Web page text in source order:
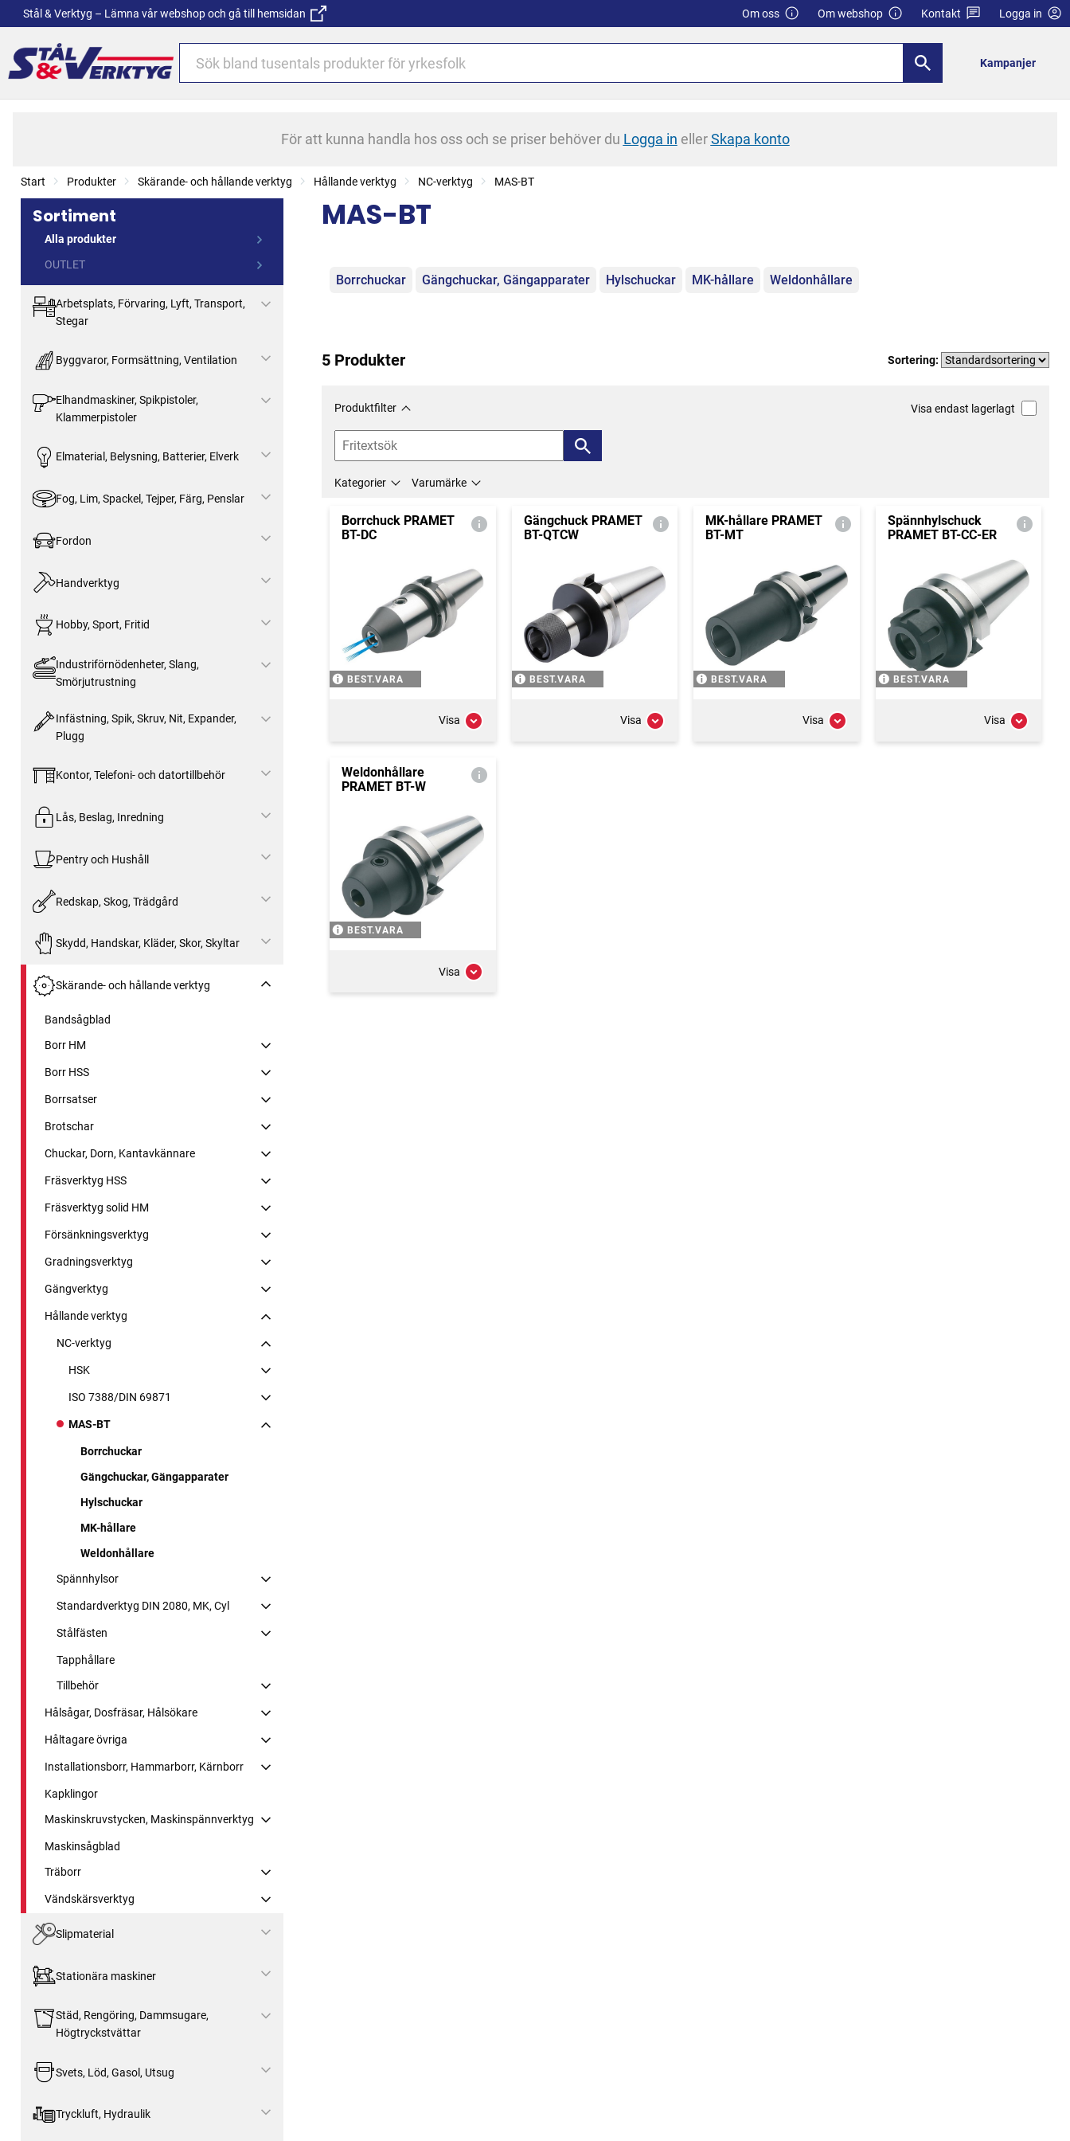
Stål & Verktyg – Lämna vår webshop och gå till hemsidan Om oss Om webshop Kontakt Logga in
Kampanjer
För att kunna handla hos oss och se priser behöver du Logga in ellerSkapa konto
Start Produkter Skärande- och hållande verktyg Hållande verktyg NC-verktyg MAS-BT
Sortiment
Alla produkter
OUTLET
Arbetsplats, Förvaring, Lyft, Transport,
Stegar
Byggvaror, Formsättning, Ventilation
Elhandmaskiner, Spikpistoler,
Klammerpistoler
Elmaterial, Belysning, Batterier, Elverk
Fog, Lim, Spackel, Tejper, Färg, Penslar
Fordon
Handverktyg
Hobby, Sport, Fritid
Industriförnödenheter, Slang,
Smörjutrustning
Infästning, Spik, Skruv, Nit, Expander,
Plugg
Kontor, Telefoni- och datortillbehör
Lås, Beslag, Inredning
Pentry och Hushåll
Redskap, Skog, Trädgård
Skydd, Handskar, Kläder, Skor, Skyltar
Skärande- och hållande verktyg
Bandsågblad
Borr HM
Borr HSS
Borrsatser
Brotschar
Chuckar, Dorn, Kantavkännare
Fräsverktyg HSS
Fräsverktyg solid HM
Försänkningsverktyg
Gradningsverktyg
Gängverktyg
Hållande verktyg
NC-verktyg
HSK
ISO 7388/DIN 69871
MAS-BT
Borrchuckar
Gängchuckar, Gängapparater
Hylschuckar
MK-hållare
Weldonhållare
Spännhylsor
Standardverktyg DIN 2080, MK, Cyl
Stålfästen
Tapphållare
Tillbehör
Hålsågar, Dosfräsar, Hålsökare
Håltagare övriga
Installationsborr, Hammarborr, Kärnborr
Kapklingor
Maskinskruvstycken, Maskinspännverktyg
Maskinsågblad
Träborr
Vändskärsverktyg
Slipmaterial
Stationära maskiner
Städ, Rengöring, Dammsugare,
Högtryckstvättar
Svets, Löd, Gasol, Utsug
Tryckluft, Hydraulik
MAS-BT
Kategorier
Borrchuckar Gängchuckar, Gängapparater Hylschuckar MK-hållare Weldonhållare
5 Produkter Sortering:
Produktfilter Visa endast lagerlagt
Kategorier Varumärke
Borrchuck PRAMET
BT-DC
BEST.VARA
Visa
Gängchuck PRAMET
BT-QTCW
BEST.VARA
Visa
MK-hållare PRAMET
BT-MT
BEST.VARA
Visa
Spännhylschuck
PRAMET BT-CC-ER
BEST.VARA
Visa
Weldonhållare
PRAMET BT-W
BEST.VARA
Visa